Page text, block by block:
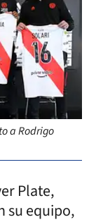
a Rodrigo
Plate,
su equipo,